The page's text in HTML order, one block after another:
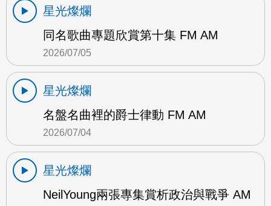
星光燦爛
同名歌曲專題欣賞第十集 FM AM
2026/07/05
星光燦爛
名盤名曲裡的爵士律動 FM AM
2026/07/04
星光燦爛
NeilYoung兩張專集賞析政治與戰爭 AM